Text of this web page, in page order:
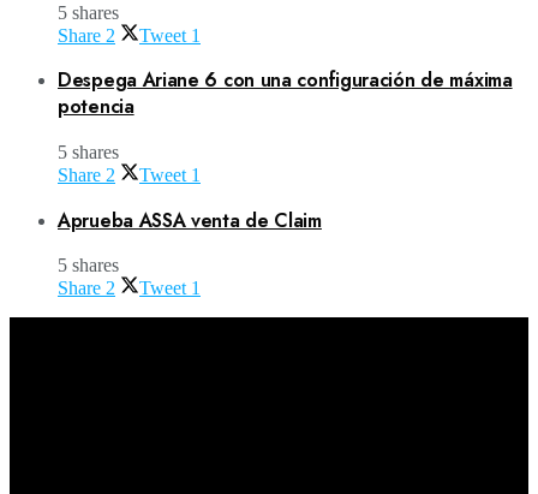
5 shares
Share 2 Tweet 1
Despega Ariane 6 con una configuración de máxima
potencia
5 shares
Share 2 Tweet 1
Aprueba ASSA venta de Claim
5 shares
Share 2 Tweet 1